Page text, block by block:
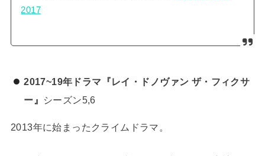
2017
2017~19年ドラマ『レイ・ドノヴァン ザ・フィクサ
ー』
シーズン5,6
2013年に始まったクライムドラマ。